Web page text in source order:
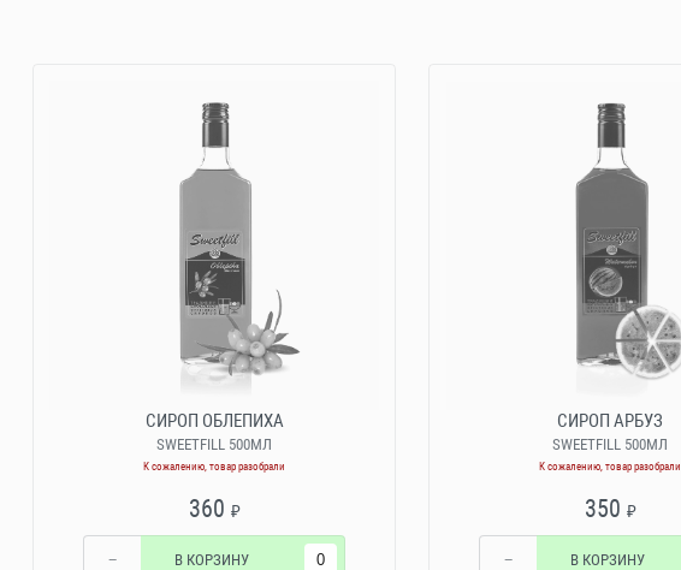
СИРОП ОБЛЕПИХА
SWEETFILL 500МЛ
К сожалению, товар разобрали
360 ₽
− В КОРЗИНУ
СИРОП АРБУЗ
SWEETFILL 500МЛ
К сожалению, товар разобрали
350 ₽
− В КОРЗИНУ